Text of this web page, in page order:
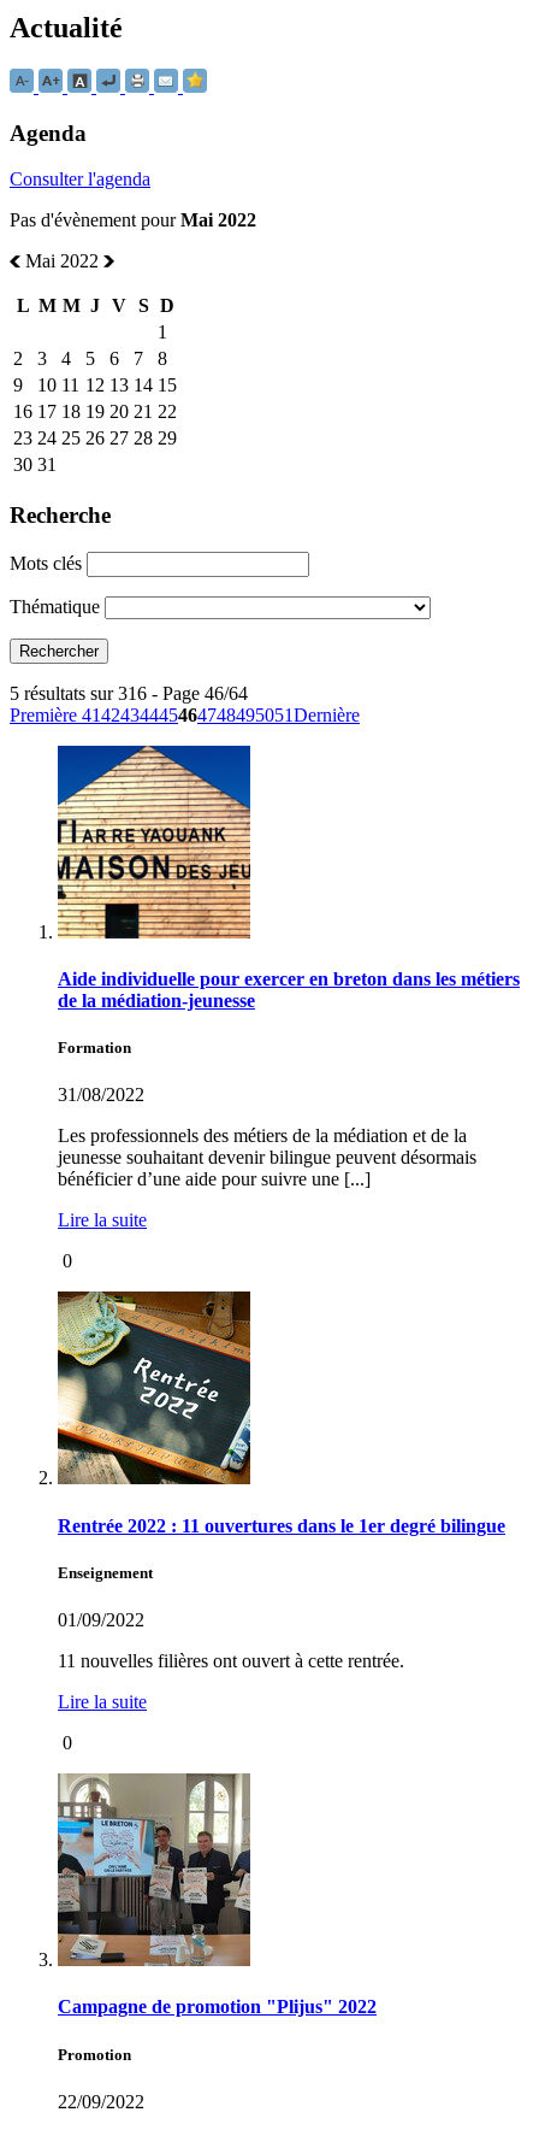
Actualité
Agenda
Consulter l'agenda
Pas d'évènement pourMai 2022
Mai 2022
L M M J V S D
1
2
3 4 5 6 7
8
9
10 11 12 13 14 15
16 17 18 19 20 21 22
23 24 25 26 27 28 29
30 31
Recherche
Mots clés
Thématique
5 résultats sur 316 - Page 46/64
Première 4142434445464748495051Dernière
Aide individuelle pour exercer en breton dans les métiers
de la médiation-jeunesse
Formation
31/08/2022
Les professionnels des métiers de la médiation et de la
jeunesse souhaitant devenir bilingue peuvent désormais
bénéficier d’une aide pour suivre une [...]
Lire la suite
0
Rentrée 2022 : 11 ouvertures dans le 1er degré bilingue
Enseignement
01/09/2022
11 nouvelles filières ont ouvert à cette rentrée.
Lire la suite
0
Campagne de promotion "Plijus" 2022
Promotion
22/09/2022